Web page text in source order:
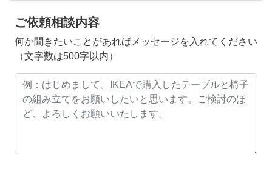
ご依頼相談内容
何か聞きたいことがあればメッセージを入れてください
（文字数は500字以内）